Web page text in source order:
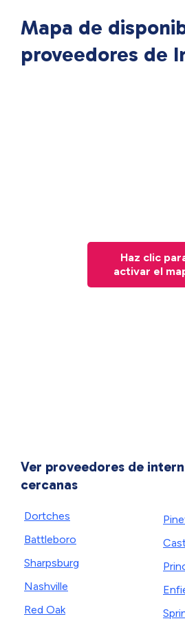
Mapa de
proveedores de
Haz clic
activar el
Ver proveedores de
cercanas
Dortches
Battleboro
Sharpsburg
Nashville
Red Oak